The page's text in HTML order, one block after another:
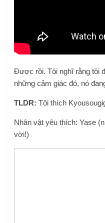
Được rồi. Tôi nghĩ rằng tôi
những cảm giác đó, nó
TLDR: Tôi thích
Nhân vật yêu thích: Yase
vời!)